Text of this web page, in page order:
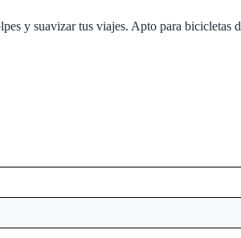
y suavizar tus viajes. Apto para bicicletas